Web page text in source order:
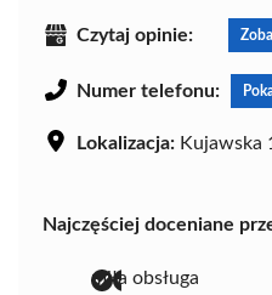
Czytaj opinie:
Numer telefonu:
Lokalizacja: Kujawska
Najczęściej doceniane
miła obsługa